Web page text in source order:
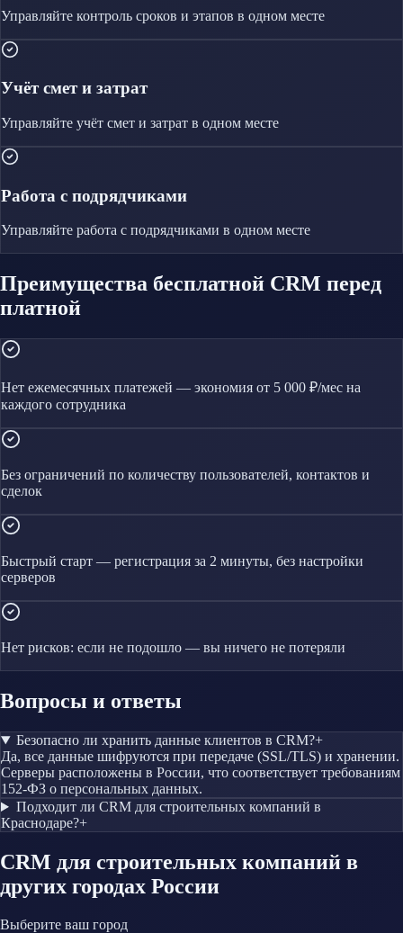
Управляйте контроль сроков и этапов в одном месте
Учёт смет и затрат
Управляйте учёт смет и затрат в одном месте
Работа с подрядчиками
Управляйте работа с подрядчиками в одном месте
Преимущества бесплатной CRM перед
платной
Нет ежемесячных платежей — экономия от 5 000 ₽/мес на
каждого сотрудника
Без ограничений по количеству пользователей, контактов и
сделок
Быстрый старт — регистрация за 2 минуты, без настройки
серверов
Нет рисков: если не подошло — вы ничего не потеряли
Вопросы и ответы
Безопасно ли хранить данные клиентов в CRM?+
Да, все данные шифруются при передаче (SSL/TLS) и хранении.
Серверы расположены в России, что соответствует требованиям
152-ФЗ о персональных данных.
Подходит ли CRM для строительных компаний в
Краснодаре?+
CRM для строительных компаний в
других городах России
Выберите ваш город